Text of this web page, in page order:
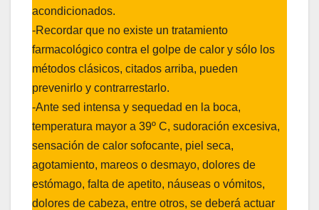
acondicionados.
-Recordar que no existe un tratamiento
farmacológico contra el golpe de calor y sólo los
métodos clásicos, citados arriba, pueden
prevenirlo y contrarrestarlo.
-Ante sed intensa y sequedad en la boca,
temperatura mayor a 39º C, sudoración excesiva,
sensación de calor sofocante, piel seca,
agotamiento, mareos o desmayo, dolores de
estómago, falta de apetito, náuseas o vómitos,
dolores de cabeza, entre otros, se deberá actuar